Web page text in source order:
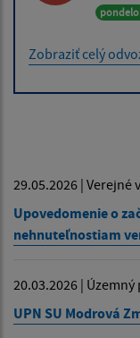
Zobraziť celý
29.05.2026 | Verejné
Upovedomenie o
nehnuteľnostiam
20.03.2026 | Územný
UPN SU Modrová